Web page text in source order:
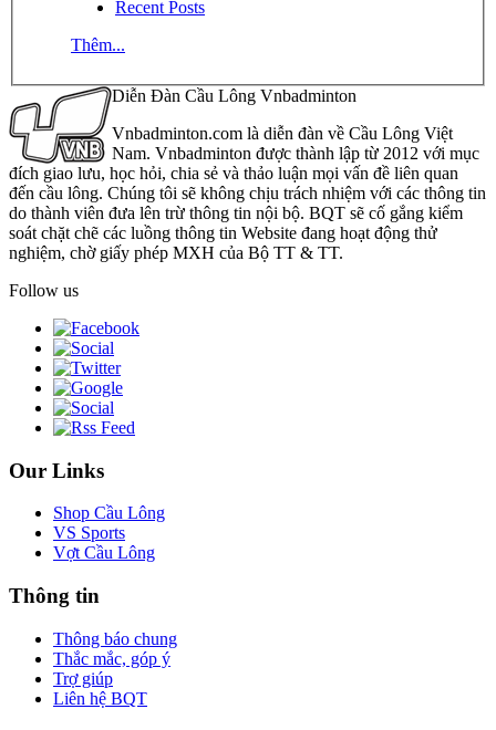
Recent Posts
Thêm...
Diễn Đàn Cầu Lông Vnbadminton
Vnbadminton.com là diễn đàn về Cầu Lông Việt
Nam. Vnbadminton được thành lập từ 2012 với mục
đích giao lưu, học hỏi, chia sẻ và thảo luận mọi vấn đề liên quan
đến cầu lông. Chúng tôi sẽ không chịu trách nhiệm với các thông tin
do thành viên đưa lên trừ thông tin nội bộ. BQT sẽ cố gắng kiểm
soát chặt chẽ các luồng thông tin Website đang hoạt động thử
nghiệm, chờ giấy phép MXH của Bộ TT & TT.
Follow us
Our Links
Shop Cầu Lông
VS Sports
Vợt Cầu Lông
Thông tin
Thông báo chung
Thắc mắc, góp ý
Trợ giúp
Liên hệ BQT